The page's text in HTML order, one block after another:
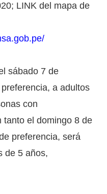
LINK del mapa de
sábado 7 de
a adultos
con
tanto el domingo 8 de
preferencia, será
de 5 años,